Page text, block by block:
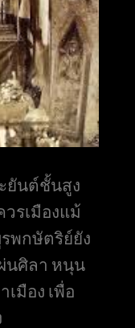
ยันต์ชั้นสูง
รเมืองแม้
พกษัตริย์ยัง
นศิลา หนุน
มือง เพื่อ